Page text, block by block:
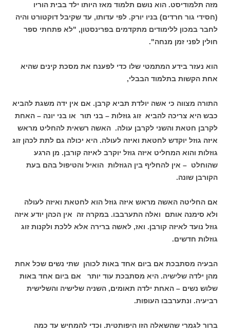
מזה תלמודיסט. הוא נושם תלמוד מאז היותו ילד בבית הוריו
(חסידי גור חרדים) בניו יורק. לפי עדותו, עד שקיבל דוקטורט והיה
לחבר במכון ללימודים מתקדמים בפרינסטון, "לא פתחתי ספר
חולין לפני זמן מנחה".
הוא נעזר בידע המתמטי שלו כדי לפענח את מסכת קינים שהיא
אחת הקשות בתלמוד הבבלי,
התורה מצווה כי אשה יולדת תביא קרבן. אם אין ידה משגת להביא
כבש היא צריכה להביא זוג גוזלות – בני תור או בני יונה – האחת
לקרבן חטאת והשני לקרבן עולה. האשה רשאית להחליט מראש
איזה גוזל יוקדש לחטאת ואיזה לעולה. היא יכולה גם לתת לכהן זוג
גוזלות והוא המחליט איזה גוזל יוקרב לאיזה קורבן. מן הרגע
שהוחלט – אין להחליף בין הגוזלות הואיל והטיפול בהם בעת
הקורבן שונה.
אם החליטה האשה מראש איזה גוזל הוא לחטאת ואיזה לעולה
ולא סימנה אותם ואלה התערבבו. במקרה זה אין הכהן יודע איזה
גוזל נועד לאיזה קורבן. ואז, לאשה ברירה אלא ללכת ולקנות זוג
גוזלות חדשים.
הבעיה מסתבכת אם ביום אחד באות לכוהן שתי נשים שכל אחת
מהן ילדה שלישיה. היא מסתבכת עוד יותר אם ביום אחד באות
שלוש נשים – האחת ילדה תאומים, השניה שלישיה והשלישית
רביעיה. ונתערבבו העופות.
ברור לגמרי שהשאלה הזו היפותטית. וכדי להמחיש עד כמה